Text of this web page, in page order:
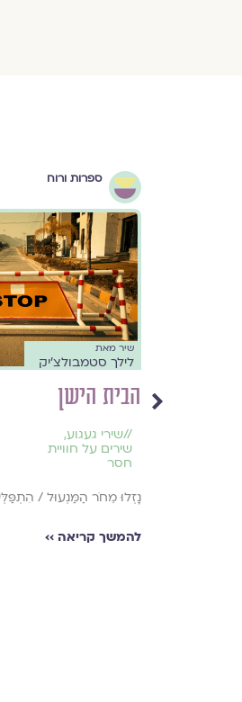
ספרות ורוח
שיר מאת
לילך סטמבולצ'יק
הבית הישן
//שירי געגוע,
שירים על חוויית
חסר
נָזְלוּ מֵחֹר הַמַּנְעוּל /
להמשך קריאה ››